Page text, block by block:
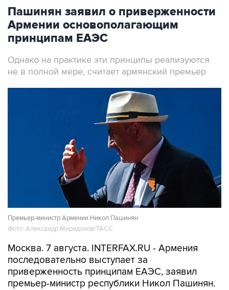
Пашинян заявил о приверженности
Армении основополагающим
принципам ЕАЭС
Однако на практике эти принципы реализуются
не в полной мере, считает армянский премьер
Премьер-министр Армении Никол Пашинян
Фото: Александр Миридонов/ТАСС
Москва. 7 августа. INTERFAX.RU - Армения
последовательно выступает за
приверженность принципам ЕАЭС, заявил
премьер-министр республики Никол Пашинян.